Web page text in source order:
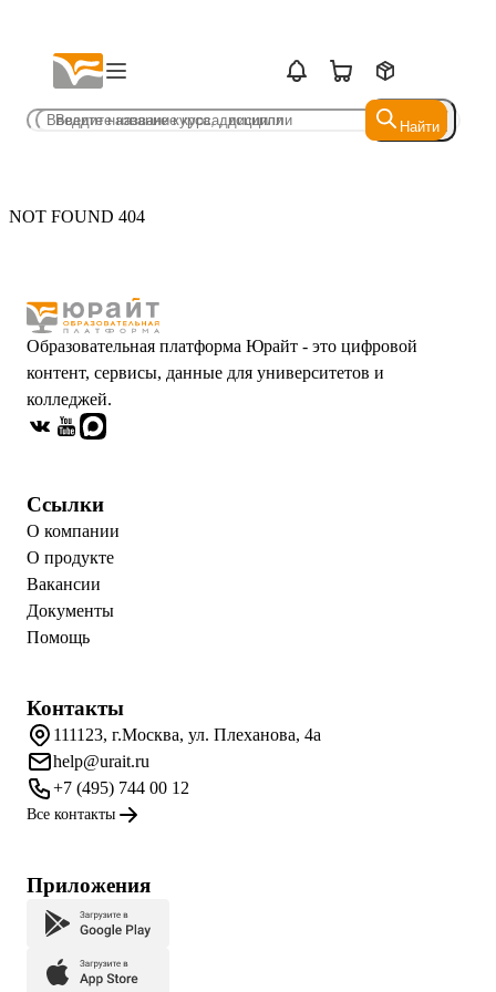
Найти
Найти
NOT FOUND 404
Образовательная платформа Юрайт - это цифровой
контент, сервисы, данные для университетов и
колледжей.
Ссылки
О компании
О продукте
Вакансии
Документы
Помощь
Контакты
111123, г.Москва, ул. Плеханова, 4а
help@urait.ru
+7 (495) 744 00 12
Все контакты
Приложения